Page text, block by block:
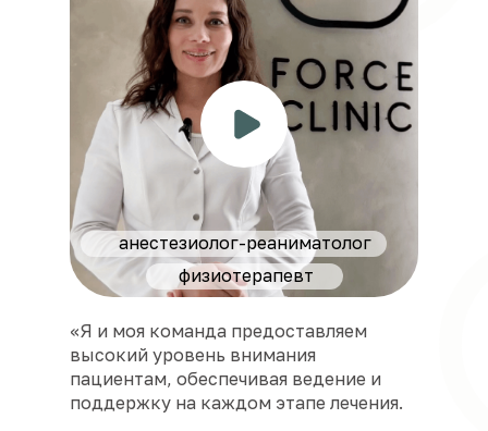
«Я и моя команда предоставляем
высокий уровень внимания
пациентам, обеспечивая ведение и
поддержку на каждом этапе лечения.
физиотерапевт
анестезиолог-реаниматолог